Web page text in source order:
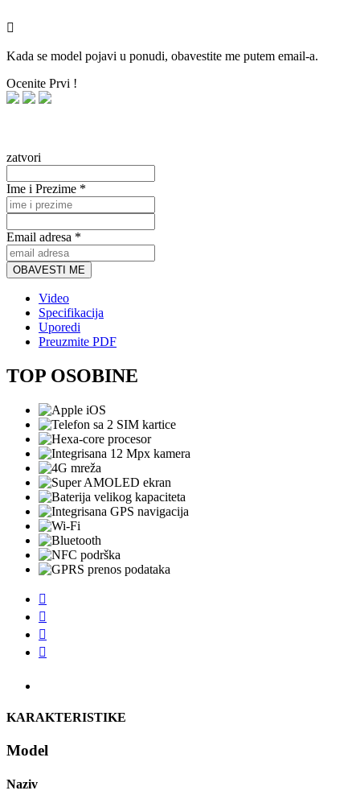

Kada se model pojavi u ponudi, obavestite me putem email-a.
Ocenite Prvi !
zatvori
Ime i Prezime *
Email adresa *
OBAVESTI ME
Video
Specifikacija
Uporedi
Preuzmite PDF
TOP OSOBINE




KARAKTERISTIKE
Model
Naziv